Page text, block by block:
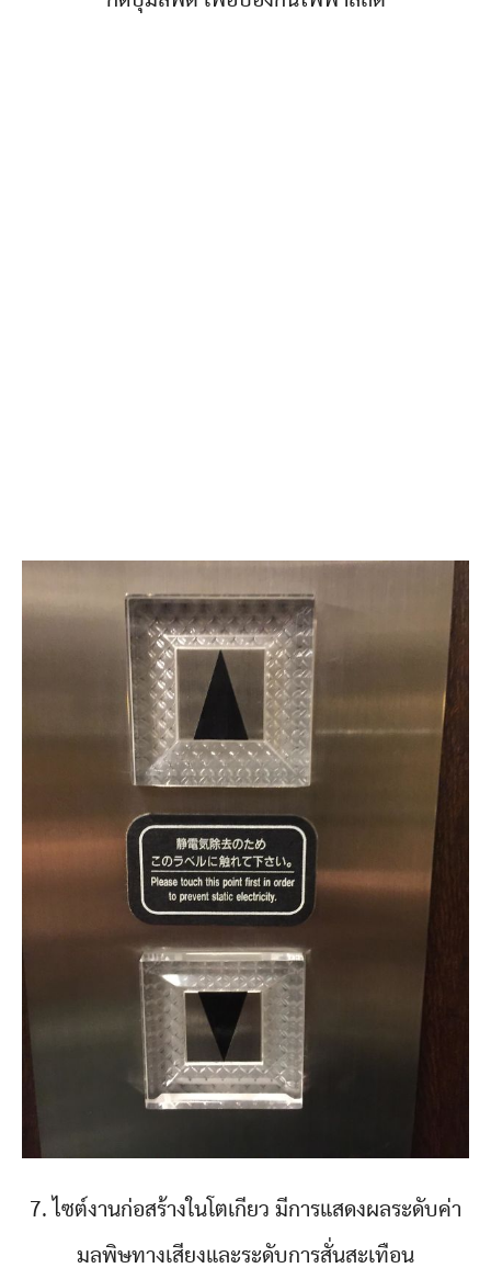
7. ไซต์งานก่อสร้างในโตเกียว มีการแสดงผลระดับค่า
มลพิษทางเสียงและระดับการสั่นสะเทือน